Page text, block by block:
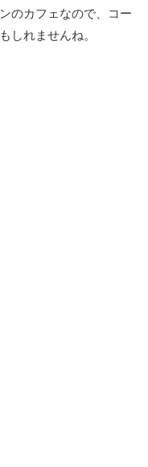
のカフェなので、コー
しれませんね。